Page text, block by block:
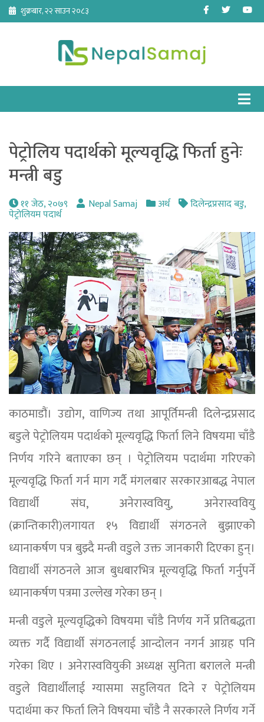
Skip
content
शुक्रबार, २२ साउन २०८३ Facebook
Twitter
पेट्रोलिय पदार्थको मूल्यवृद्धि फिर्ता हुनेः
मन्त्री बडु
११ जेठ, २०७९ Nepal Samaj अर्थ दिलेन्द्रप्रसाद बडु,
पेट्रोलियम पदार्थ
काठमाडौं। उद्योग, वाणिज्य तथा आपूर्तिमन्त्री दिलेन्द्रप्रसाद
बडुले पेट्रोलियम पदार्थको मूल्यवृद्धि फिर्ता लिने विषयमा चाँडै
निर्णय गरिने बताएका छन् । पेट्रोलियम पदार्थमा गरिएको
मूल्यवृद्धि फिर्ता गर्न माग गर्दै मंगलबार सरकारआबद्ध नेपाल
विद्यार्थी संघ, अनेरास्ववियु, अनेरास्ववियु
(क्रान्तिकारी)लगायत १५ विद्यार्थी संगठनले बुझाएकोे
ध्यानाकर्षण पत्र बुझ्दै मन्त्री वडुले उक्त जानकारी दिएका हुन्।
विद्यार्थी संगठनले आज बुधबारभित्र मूल्यवृद्धि फिर्ता गर्नुपर्ने
ध्यानाकर्षण पत्रमा उल्लेख गरेका छन् ।
मन्त्री वडुले मूल्यवृद्धिको विषयमा चाँडै निर्णय गर्ने प्रतिबद्धता
व्यक्त गर्दै विद्यार्थी संगठनलाई आन्दोलन नगर्न आग्रह पनि
गरेका थिए । अनेरास्ववियुकी अध्यक्ष सुनिता बरालले मन्त्री
वडुले विद्यार्थीलाई ग्यासमा सहुलियत दिने र पेट्रोलियम
पदार्थमा कर फिर्ता लिने विषयमा चाँडै नै सरकारले निर्णय गर्ने